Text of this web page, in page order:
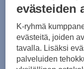
Kokotaulukko
evästeiden
K-ryhmä
evästeitä, joiden
tavalla. Lisäksi
palveluiden